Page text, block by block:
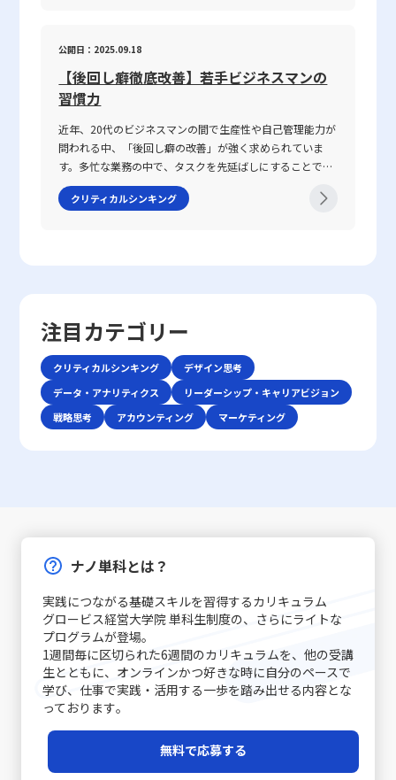
字だけでは捉えきれない業務の背景や個々の努力も十分に評価され
るよう工夫が求められます。 また、評価結果をもとにしたフィー
ドバックは、単なる数値評価に留まらず、社員のキャリア形成や成
長促進に資するものであるべきです。そのため、定期的な面談や
1on1ミーティングの機会を設け、評価結果について対話を行うこ
とで、社員一人ひとりのモチベーション向上や業務改善につなげる
ことが可能となります。こうした取り組みは、組織全体のパフォー
視点で企業の成長を支える重要な要素となります。 まとめ 以上、
面を補完し、組織文化や社員の成長を評価する上で重要な役割を果
たがって、企業は両者をバランスよく統合することで、より多角的
かつ柔軟な評価システムを確立し、業務改善や戦略的意思決定に活
かすことが求められます。また、デジタルトランスフォーメーショ
ンの進展に伴い、タレントマネジメントシステムのようなツールを
るために、定量的・定性的な手法の正しい使い分けと効果的なフィ
と個人のキャリアアップの鍵であると言えるでしょう。
踏まえる必要があります。まず、会話の基本となる前提条
件を共有することが不可欠です。会議や打ち合わせの冒頭
で議論のゴールや目的、前提条件を再確認することで、話
の軸がぶれるのを防ぐことができます。具体的な対策とし
ては、以下の点が挙げられます。・まず、話の内容は具体
的に整理し、主語と述語を明確にすることが重要です。特
に急いでいる状況や複雑な問題を扱う場合、あいまいな表
現を避け、論点を整理して伝える努力が必要です。・次
に、相手の理解度を随時確認することが推奨されます。た
ブル回避に寄与します。・さらに、自己の思考を論理的に
果として仕事で話が噛み合わない人との対処法がより効果
的に機能します。論理的思考は、複雑な情報をシンプルに
まとめるための基本スキルであり、コミュニケーションの
質を大きく左右します。これらの注意点を踏まえた上で、
略と実践例 ここでは、「仕事で話が噛み合わない人との対
処法」として認識される具体的な戦略を、実践例とともに
解説します。多岐にわたる原因に対して、個々のケースに
応じた対策を講じることが求められます。まず、会話の開
始時に必ず現状の認識を共有することが基本です。長年の
経験が示すように、「話の前提条件を合わせる」ことは、
双方のコミュニケーションの齟齬を防ぐ第一歩です。たと
えば、新たなプロジェクトのキックオフミーティングで
は、各参加者が同じゴールと進行予定を共有することで、
後の誤解を避けることができます。また、日常的なコミュ
には話の流れからその理解度を汲み取る姿勢が重要です。
経験豊富なマネージャーの中には、相手の話し方をよく観
く、個人の素質と経験が複雑に絡み合っています。「ビジ
は、論理的思考、傾聴力、発信力といった要素を統合し、
相手に正確かつ効果的なメッセージを伝えることで、相手
より、メール、チャット、ビデオ会議など多様なコミュニ
ケーション手法が登場しました。しかし、テキストや非対
面のやりとりは時に「既読未読」「いいね」といった簡易
な反応だけに頼る傾向があり、誤解や遅延が発生する可能
性があります。このため、現代のビジネスシーンでは、対
む複合的なプロセスであり、相手にどこまで伝わったか、
あるいは誤解が生じたかを見極める能力が必要となりま
す。「ビジネスにおけるコミュニケーション能力」で成功
を収めるためには、自身の伝えたい内容を明確に定義し、
使用する手段・場面に応じて最適な技術を選択できる柔軟
性が求められます。 特に、若手ビジネスマンにとっては、
が質の高いコミュニケーションを実現する鍵となります。
を高めるためには、単に技術を習得するだけでなく、いく
つかの落とし穴や注意点を認識する必要があります。ま
ず、情報伝達とコミュニケーションの違いに注意が必要で
す。単なるデータや数字の伝達が成功したとしても、相手
がその情報をどう受け取り、行動に移すかはまた別の問題
です。「ビジネスにおけるコミュニケーション能力」にお
いては、相手に正しく意図が伝わるかどうかが重要であ
り、結果として行動変容が起こることが成功指標となりま
伝えることができないという不確実性があります。言葉だ
注意点を体系的に整理しました。 レッドオーシャンとは
「レッドオーシャン」とは、既存市場における熾烈な競争
環境を表す比喩表現です。この概念は、2005年にW・チャ
ー・オーシャン戦略』にて取り上げられ、赤く血に染まっ
た海をイメージすることで、限られた需要を巡って多数の
企業が激しく争う状況を表現しています。特に、レッドオ
ーシャの 戦い方としてのアプローチは、価格競争に終始し
やすい市場の中で如何にして自社の独自性を打ち出すか、
争いが交錯し、限られた市場シェアの取り合いが続きま
す。そのため、レッドオーシャンの戦い方においては、自
社の強みや独自性を生かした戦略立案が不可欠となりま
す。 レッドオーシャン 戦い方の基本戦略 レッドオーシャ
ン市場で成功を収めるためには、以下の3つの基本戦略が
有効であるとされています。第一に、差別化戦略です。他
社と同じ製品・サービスを提供していては、顧客は選択に
や労力を削減することで市場価格を下回る優位性を保持し
ます。ユニクロが示した事例のように、大量仕入れや生産
できれば、急激な価格競争にも耐える力が養われるので
す。ただし、過度なコスト削減は品質低下やブランド価値
の喪失というリスクもあるため、バランスを見極めること
が重要です。 第三に、ニッチ戦略です。市場全体ではな
く、特定の顧客セグメントや特定のニーズに特化すること
で、競争相手の少ない領域を開拓します。高級車市場にお
けるポルシェの例は、限られた層に対して圧倒的なブラン
ド価値を提供する成功例と言えるでしょう。この戦略は、
レッドオーシャンの戦い方の一環として、自社の強みや専
公開日：2025.09.18
【後回し癖徹底改善】若手ビジネスマンの
習慣力
近年、20代のビジネスマンの間で生産性や自己管理能力が
問われる中、「後回し癖の改善」が強く求められていま
す。多忙な業務の中で、タスクを先延ばしにすることで生
じるストレスや自信喪失、生産性の低下は、キャリア形成
において決定的なマイナス要素となりかねません。この記
改善に向けた実践的アプローチを解説します。 先延ばし癖
とは 先延ばし癖とは、必要なタスクや業務を期限内に着
手・遂行せず、後回しにする習慣や傾向を指します。この
現象は単なる怠慢や意志の弱さだけに起因するものではな
く、心理的要因や環境要因の複合的な結果とも言えます。
例えば、失敗への恐怖心や完璧主義、さらにはADHD（注
ます。たとえば、予定された期限までにタスクが完了しな
いことによるストレスの増加、結果的な自信喪失、そして
長期的にはキャリアチャンスの逸失へとつながります。こ
のような問題は個人だけでなく、チームや組織全体に影響
を及ぼすため、早期に原因を特定し、適切な対策を講じる
ことが求められます。先延ばし癖に取り組むプロセスは、
自分自身を見つめ直し、効率的な業務遂行と成長機会を確
実に捉えるための重要なステップと言えるでしょう。 近年
は特に、テクノロジーの発展とともに多様な働き方が広が
る中で、自己管理能力が強く問われるようになりました。
慣の見直しにとどまらず、自己のキャリア戦略を見直すた
めの重要な要素ともなっています。次のセクションでは、
クリティカルシンキング
注目カテゴリー
クリティカルシンキング
デザイン思考
データ・アナリティクス
リーダーシップ・キャリアビジョン
戦略思考
アカウンティング マーケティング
ナノ単科とは？
実践につながる基礎スキルを習得するカリキュラム
グロービス経営大学院 単科生制度の、さらにライトな
プログラムが登場｡
1週間毎に区切られた6週間のカリキュラムを、他の受講
生とともに、オンラインかつ好きな時に自分のペースで
学び、仕事で実践・活用する一歩を踏み出せる内容とな
っております｡
無料で応募する